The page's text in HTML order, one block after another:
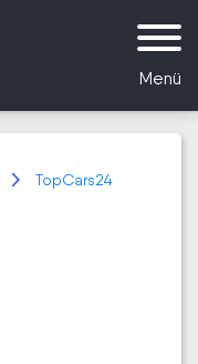
Menü
TopCars24